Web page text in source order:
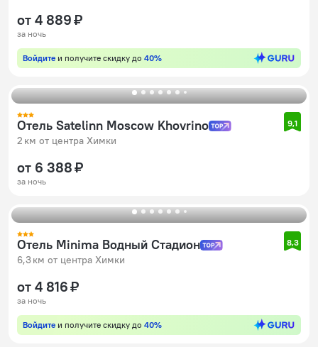
от 4 889 ₽
за ночь
Войдите и получите скидку до 40%
Отель Satelinn Moscow Khovrino
2 км от центра Химки
9,1
от 6 388 ₽
за ночь
Отель Minima Водный Стадион
6,3 км от центра Химки
8,3
от 4 816 ₽
за ночь
Войдите и получите скидку до 40%